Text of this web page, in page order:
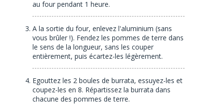
au four pendant 1 heure.
A la sortie du four, enlevez l'aluminium (sans
vous brûler !). Fendez les pommes de terre dans
le sens de la longueur, sans les couper
entièrement, puis écartez-les légèrement.
Egouttez les 2 boules de burrata, essuyez-les et
coupez-les en 8. Répartissez la burrata dans
chacune des pommes de terre.